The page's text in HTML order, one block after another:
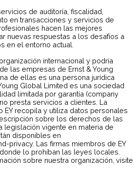
de auditoría, fiscalidad,
en transacciones y servicios de
hacen las mejores
nuevas respuestas a los desafíos a
en el entorno actual.
internacional y podría
las empresas de Ernst & Young
de ellas es una persona jurídica
Global Limited es una sociedad
limitada por garantía (company
presta servicios a clientes. La
EY recopila y utiliza datos personales
sobre los derechos de las
legislación vigente en materia de
disponibles en
privacy. Las firmas miembros de EY
lo prohíban las leyes locales.
sobre nuestra organización, visite